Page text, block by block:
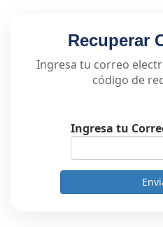
Recuperar
Ingresa tu correo
código de
Ingresa tu